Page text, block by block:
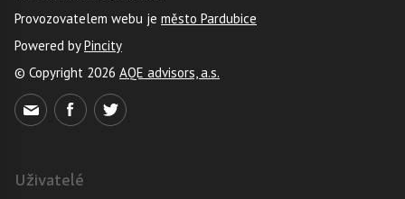
Provozovatelem webu je město Pardubice
Powered byPincity
© Copyright 2026 AQE advisors, a.s.
Uživatelé